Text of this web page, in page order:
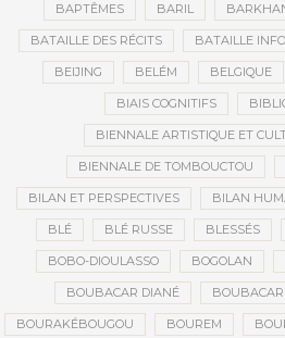
BAPTÊMES BARIL
BATAILLE DES RÉCITS BATAILLE
BEIJING BELÉM BELGIQUE
BIAIS COGNITIFS
BIENNALE ARTISTIQUE ET
BIENNALE DE TOMBOUCTOU
BILAN ET PERSPECTIVES BILAN
BLÉ BLÉ RUSSE BLESSÉS
BOBO-DIOULASSO BOGOLAN
BOUBACAR DIANÉ
BOURAKÉBOUGOU BOUREM